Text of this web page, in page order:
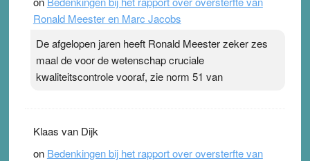
Ronald Meester en Marc Jacobs
De afgelopen jaren heeft Ronald Meester zeker zes
maal de voor de wetenschap cruciale
kwaliteitscontrole vooraf, zie norm 51 van
Klaas van Dijk
on Bedenkingen bij het rapport over oversterfte van